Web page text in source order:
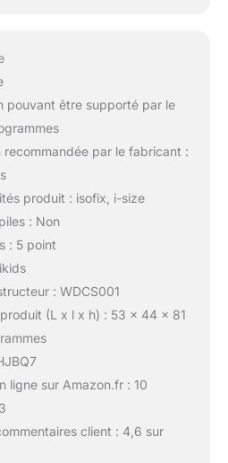
pouvant être supporté par le
recommandée par le fabricant :
produit : isofix, i-size
: Non
: 5 point
: WDCS001
(L x l x h) : 53 x 44 x 81
ligne sur Amazon.fr : 10
client : 4,6 sur